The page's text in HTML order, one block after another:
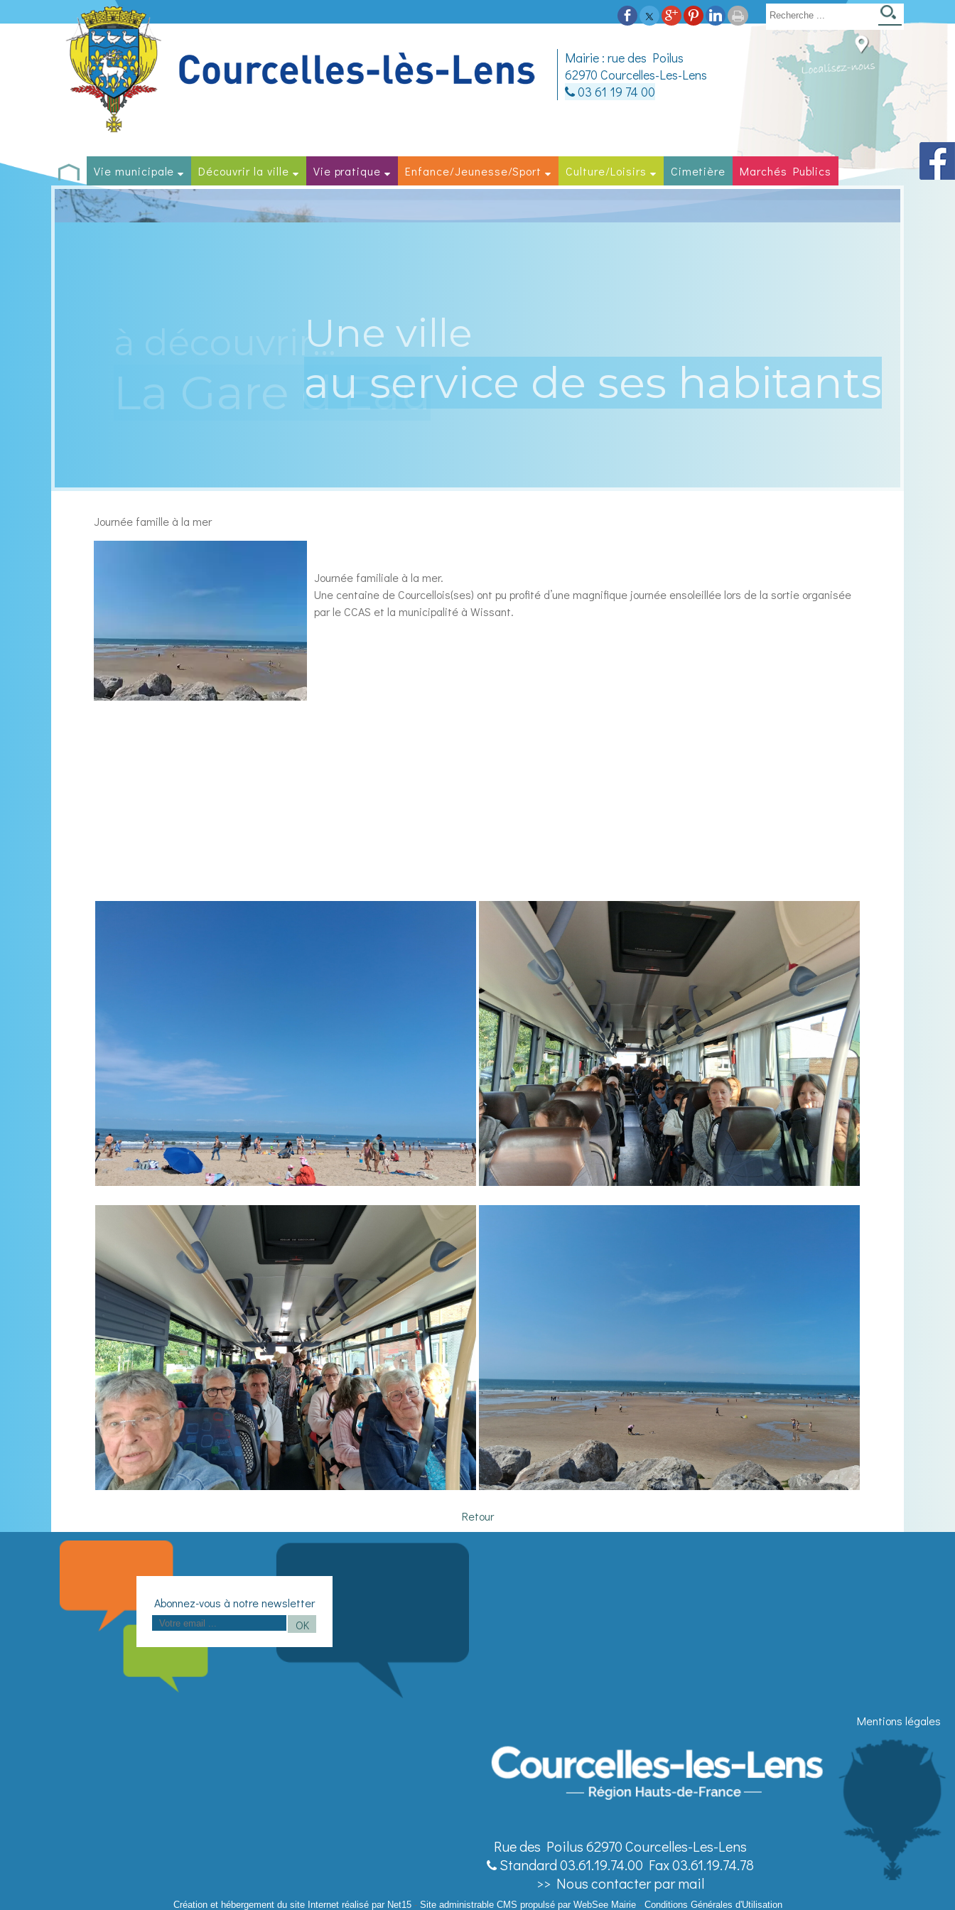
Mairie : rue des Poilus
62970 Courcelles-Les-Lens
03 61 19 74 00
Vie municipale Découvrir la ville Vie pratique Enfance/Jeunesse/Sport Culture/Loisirs Cimetière Marchés Publics
à découvrir...
La Gare d'Eau
Journée famille à la mer
Journée familiale à la mer.
Une centaine de Courcellois(ses) ont pu profité d’une magnifique journée ensoleillée lors de la sortie organisée
par le CCAS et la municipalité à Wissant.
Retour
votre
adresse
email
OK
Rue des Poilus 62970 Courcelles-Les-Lens
Standard 03.61.19.74.00 Fax 03.61.19.74.78
>> Nous contacter par mail
Mentions légales
Création et hébergement du site Internet réalisé par Net15- Site administrable CMS propulsé par WebSee Mairie- Conditions Générales d'Utilisation